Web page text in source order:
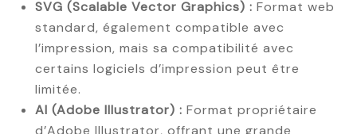
SVG (Scalable Vector Graphics) : Format web
standard, également compatible avec
l’impression, mais sa compatibilité avec
certains logiciels d’impression peut être
limitée.
AI (Adobe Illustrator) : Format propriétaire
d’Adobe Illustrator, offrant une grande